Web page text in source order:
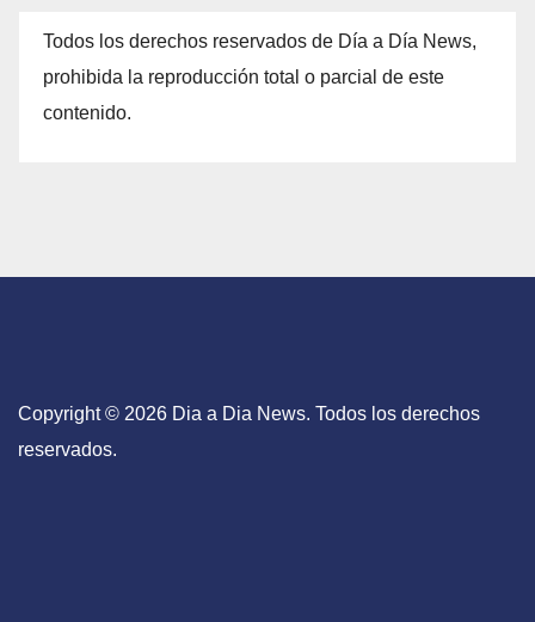
Todos los derechos reservados de Día a Día News,
prohibida la reproducción total o parcial de este
contenido.
Copyright © 2026 Dia a Dia News. Todos los derechos
reservados.